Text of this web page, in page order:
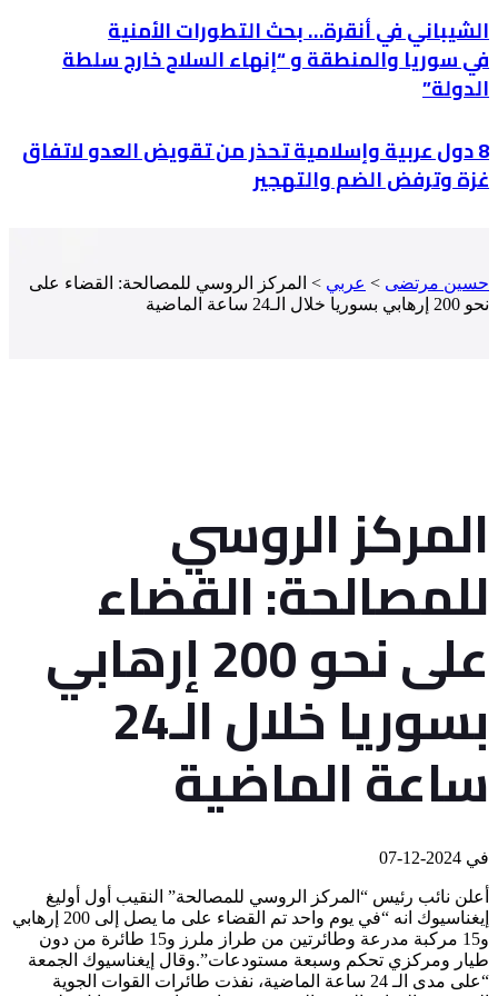
الشيباني في أنقرة… بحث التطورات الأمنية
في سوريا والمنطقة و “إنهاء السلاح خارج سلطة
الدولة”
8 دول عربية وإسلامية تحذر من تقويض العدو لاتفاق
غزة وترفض الضم والتهجير
حسين مرتضى > عربي > المركز الروسي للمصالحة: القضاء على
نحو 200 إرهابي بسوريا خلال الـ24 ساعة الماضية
المركز الروسي
للمصالحة: القضاء
على نحو 200 إرهابي
بسوريا خلال الـ24
ساعة الماضية
في
أعلن نائب رئيس “المركز الروسي للمصالحة” النقيب أول أوليغ
إيغناسيوك انه “في يوم واحد تم القضاء على ما يصل إلى 200 إرهابي
و15 مركبة مدرعة وطائرتين من طراز ملرز و15 طائرة من دون
طيار ومركزي تحكم وسبعة مستودعات”.وقال إيغناسيوك الجمعة
“على مدى الـ 24 ساعة الماضية، نفذت طائرات القوات الجوية